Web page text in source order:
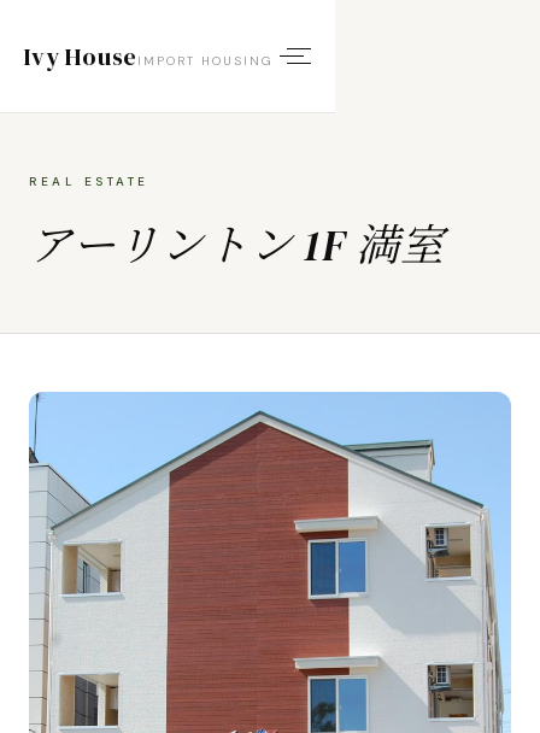
Ivy House IMPORT HOUSING
REAL ESTATE
アーリントン 1F 満室